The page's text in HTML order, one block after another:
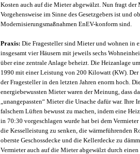
Kosten auch auf die Mieter abgewälzt. Nun fragt der
Vorgehensweise im Sinne des Gesetzgebers ist und
Modernisierungsmaßnahmen EnEV-konform sind.
Praxis: Die Fragesteller sind Mieter und wohnen in
insgesamt vier Häusern mit jeweils sechs
über eine zentrale Anlage beheizt. Die Heizanlage
1990 mit einer Leistung von 200 Kilowatt (KW). Der
der Fragesteller in den letzten Jahren enorm hoch.
energiebewussten Mieter waren der Meinung, dass
„unangepassten“ Mieter die Ursache dafür war. Ihre
falschem Lüften bewusst zu machen, indem eine
in 70:30 vorgeschlagen wurde hat bei dem
die Kesselleistung zu senken, die wärmeführenden
oberste Geschossdecke und die Kellerdecke zu
Vermieter auch auf die Mieter abgewälzt durch